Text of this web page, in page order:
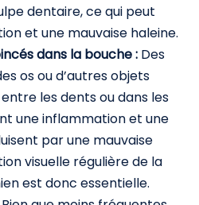
dentaire, ce qui peut
et une mauvaise haleine.
dans la bouche : Des
os ou d’autres objets
les dents ou dans les
une inflammation et une
par une mauvaise
visuelle régulière de la
est donc essentielle.